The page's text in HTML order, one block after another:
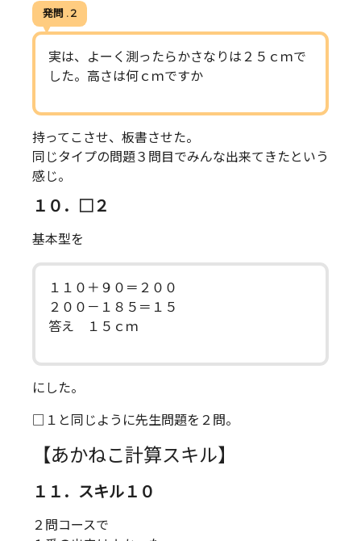
発問 . 2
実は、よーく測ったらかさなりは２５ｃｍで
した。高さは何ｃｍですか
持ってこさせ、板書させた。
同じタイプの問題３問目でみんな出来てきたという
感じ。
１０．□２
基本型を
１１０＋９０＝２００
２００－１８５＝１５
答え １５ｃｍ
にした。
□１と同じように先生問題を２問。
【あかねこ計算スキル】
１１．スキル１０
２問コースで